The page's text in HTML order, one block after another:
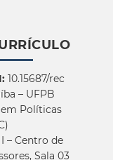
10.15687/rec
– UFPB
Políticas
– Centro de
Sala 03